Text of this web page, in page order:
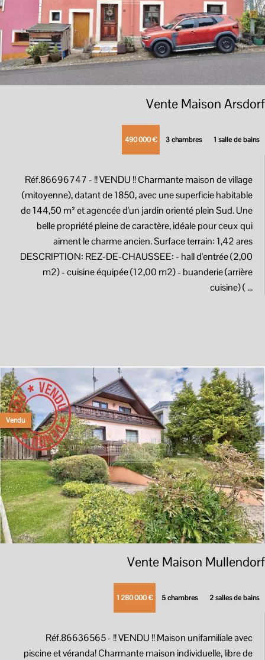
Vente Maison Arsdorf
490 000 € 3 chambres 1 salle de bains
Réf.86696747- !! VENDU !! Charmante maison de village
(mitoyenne), datant de 1850, avec une superficie habitable
de 144,50 m² et agencée d'un jardin orienté plein Sud. Une
belle propriété pleine de caractère, idéale pour ceux qui
aiment le charme ancien. Surface terrain: 1,42 ares
DESCRIPTION: REZ-DE-CHAUSSEE: - hall d'entrée (2,00
m2) - cuisine équipée (12,00 m2) - buanderie (arrière
cuisine) ( ...
Vente Maison Mullendorf
1 280 000 € 5 chambres 2 salles de bains
Réf.86636565- !! VENDU !! Maison unifamiliale avec
piscine et véranda! Charmante maison individuelle, libre de
Vendu